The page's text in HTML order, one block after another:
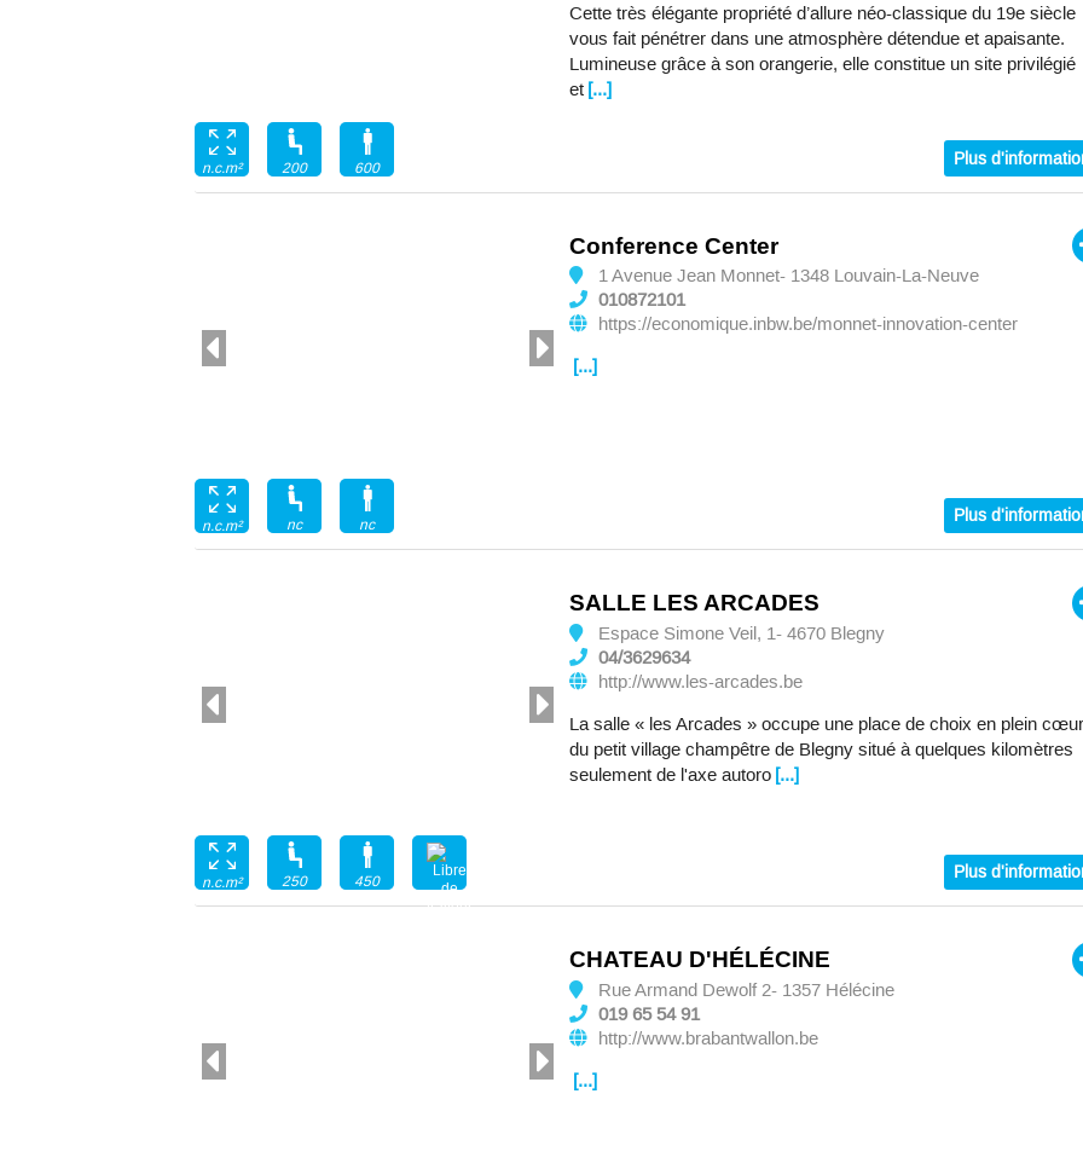
Cette très élégante propriété d’allure néo-classique du 19e siècle
vous fait pénétrer dans une atmosphère détendue et apaisante.
Lumineuse grâce à son orangerie, elle constitue un site privilégié
et [...]
n.c.m² 200 600 Plus
Conference Center
1 Avenue Jean Monnet- 1348 Louvain-La-Neuve
010872101
https://economique.inbw.be/monnet-innovation-center
[...]
n.c.m² nc nc Plus
SALLE LES ARCADES
Espace Simone Veil, 1- 4670 Blegny
04/3629634
http://www.les-arcades.be
La salle « les Arcades » occupe une place de choix en plein cœur
du petit village champêtre de Blegny situé à quelques kilomètres
seulement de l'axe autoro [...]
n.c.m² 250 450 Plus
CHATEAU D'HÉLÉCINE
Rue Armand Dewolf 2- 1357 Hélécine
019 65 54 91
http://www.brabantwallon.be
[...]